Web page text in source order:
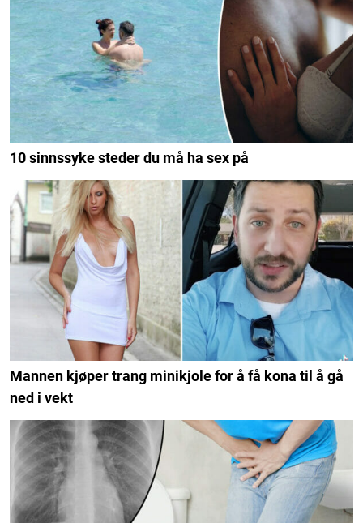
10 sinnssyke steder du må ha sex på
Mannen kjøper trang minikjole for å få kona til å gå
ned i vekt